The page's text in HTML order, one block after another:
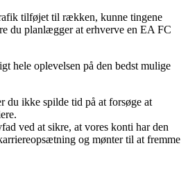
tilføjet til rækken, kunne tingene
du planlægger at erhverve en EA FC
hele oplevelsen på den bedst mulige
du ikke spilde tid på at forsøge at
ved at sikre, at vores konti har den
og mønter til at fremme